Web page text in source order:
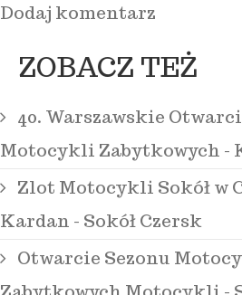
Dodaj komentarz
ZOBACZ TEŻ
40. Warszawskie
Motocykli Zabytkowych -
Zlot Motocykli Sokół w
Kardan - Sokół Czersk
Otwarcie Sezonu